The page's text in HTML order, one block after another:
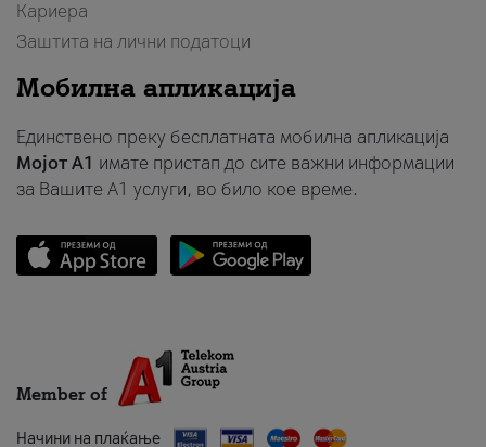
Кариера
Заштита на лични податоци
Мобилна апликација
Единствено преку бесплатната мобилна апликација
Мојот A1 имате пристап до сите важни информации
за Вашите A1 услуги, во било кое време.
Member of
Начини на плаќање